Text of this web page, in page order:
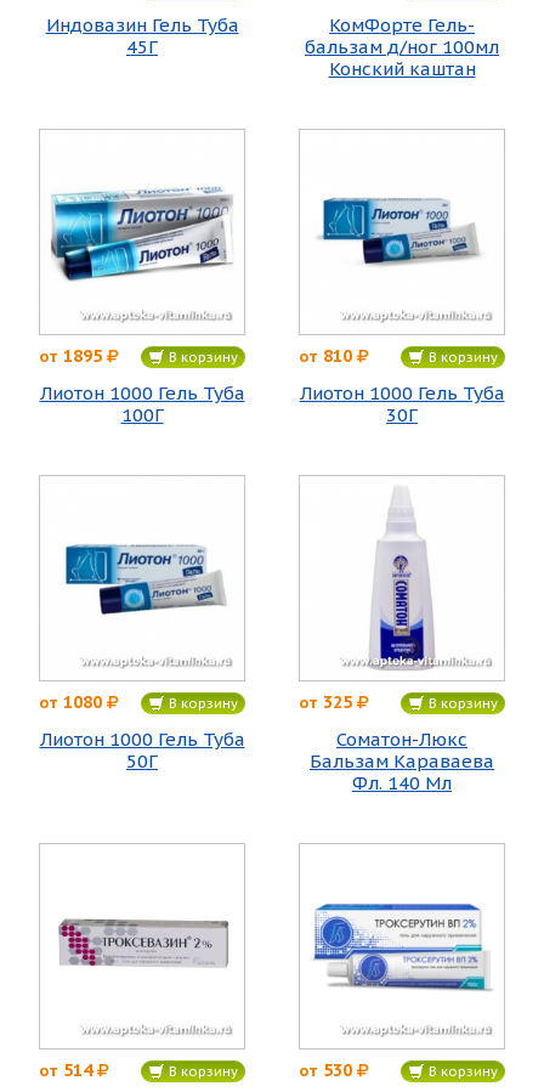
Индовазин Гель Туба
45Г
КомФорте Гель-
бальзам д/ног 100мл
Конский каштан
от 1895 В корзину
Лиотон 1000 Гель Туба
100Г
от 810 В корзину
Лиотон 1000 Гель Туба
30Г
от 1080 В корзину
Лиотон 1000 Гель Туба
50Г
от 325 В корзину
Соматон-Люкс
Бальзам Караваева
Фл. 140 Мл
от 514 В корзину от 530 В корзину